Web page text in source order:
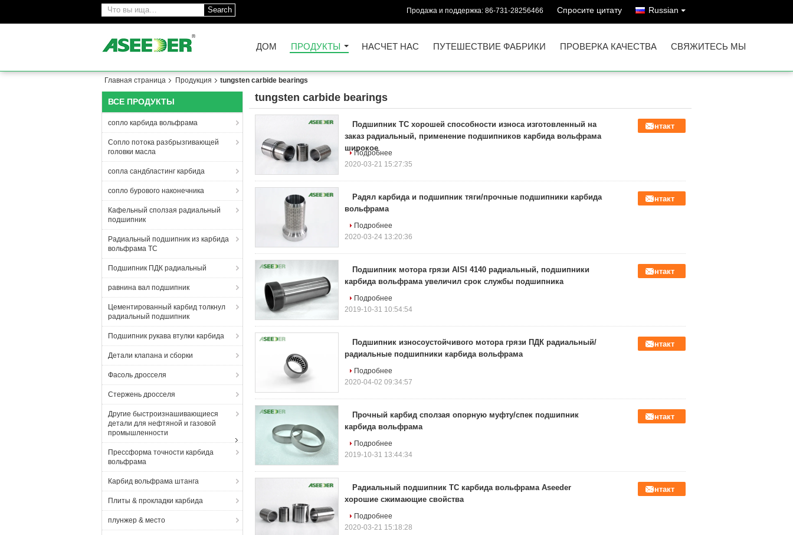
Search Продажа и поддержка: 86-731-28256466 Спросите цитату Russian
ДОМ ПРОДУКТЫ НАСЧЕТ НАС ПУТЕШЕСТВИЕ ФАБРИКИ ПРОВЕРКА КАЧЕСТВА СВЯЖИТЕСЬ МЫ
Главная страница Продукция tungsten carbide bearings
ВСЕ ПРОДУКТЫ
сопло карбида вольфрама
Сопло потока разбрызгивающей
головки масла
сопла сандбластинг карбида
сопло бурового наконечника
Кафельный сползая радиальный
подшипник
Радиальный подшипник из карбида
вольфрама TC
Подшипник ПДК радиальный
равнина вал подшипник
Цементированный карбид толкнул
радиальный подшипник
Подшипник рукава втулки карбида
Детали клапана и сборки
Фасоль дросселя
Стержень дросселя
Другие быстроизнашивающиеся
детали для нефтяной и газовой
промышленности
Прессформа точности карбида
вольфрама
Карбид вольфрама штанга
Плиты & прокладки карбида
плунжер & место
tungsten carbide bearings
Подшипник TC хорошей способности износа изготовленный на
заказ радиальный, применение подшипников карбида вольфрама
широкое
контакт
Подробнее
2020-03-21 15:27:35
Радял карбида и подшипник тяги/прочные подшипники карбида
вольфрама
контакт
Подробнее
2020-03-24 13:20:36
Подшипник мотора грязи AISI 4140 радиальный, подшипники
карбида вольфрама увеличил срок службы подшипника
контакт
Подробнее
2019-10-31 10:54:54
Подшипник износоустойчивого мотора грязи ПДК радиальный/
радиальные подшипники карбида вольфрама
контакт
Подробнее
2020-04-02 09:34:57
Прочный карбид сползая опорную муфту/спек подшипник
карбида вольфрама
контакт
Подробнее
2019-10-31 13:44:34
Радиальный подшипник TC карбида вольфрама Aseeder
хорошие сжимающие свойства
контакт
Подробнее
2020-03-21 15:18:28